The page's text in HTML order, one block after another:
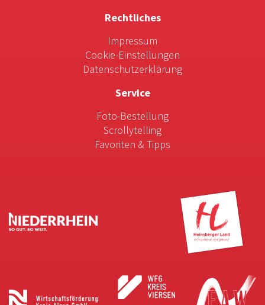
Rechtliches
Impressum
Cookie-Einstellungen
Datenschutzerklärung
Service
Foto-Bestellung
Scrollytelling
Favoriten & Tipps